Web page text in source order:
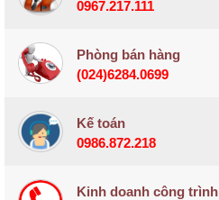
0967.217.111
Phòng bán hàng
(024)6284.0699
Kế toán
0986.872.218
Kinh doanh công trình